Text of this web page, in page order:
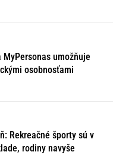
umožňuje
osobnosťami
Rekreačné športy sú v
rodiny navyše